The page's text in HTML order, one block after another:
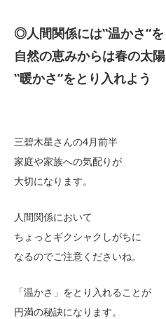
◎人間関係には‟温かさ“を
自然の恵みからは春の太陽
‟暖かさ“をとり入れよう
三碧木星さんの4月前半
家庭や家族への気配りが
大切になります。
人間関係において
ちょっとギクシャクしがちに
なるのでご注意くださいね。
「温かさ」をとり入れることが
円満の秘訣になります。